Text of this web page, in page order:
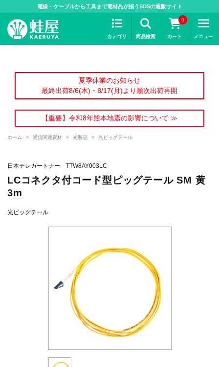
電線・ケーブルから工具まで電材品が揃うSDSの通販サイト
カテゴリ 商品検索
0
カート メニュー
夏季休業のお知らせ
最終出荷8/6(木)・8/17(月)より順次出荷再開
【重要】令和8年熊本地震の影響について ≫
ホーム > 通信関連資材 > 光製品 > 光ピッグテール
日本テレガートナー TTW8AY003LC
LCコネクタ付コード型ピッグテール SM 黄
3m
光ピッグテール